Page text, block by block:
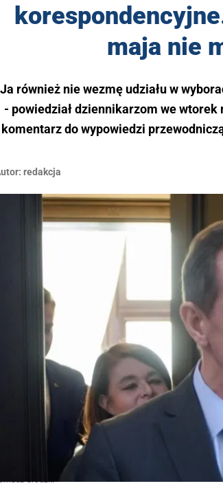
maja nie
również nie wezmę udziału w
- powiedział dziennikarzom we wtorek
komentarz do wypowiedzi
redakcja
Grodzki